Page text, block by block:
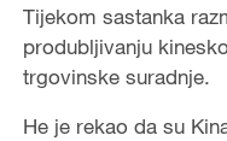
Tijekom sastanka
produbljivanju
trgovinske suradnje.
He je rekao da su